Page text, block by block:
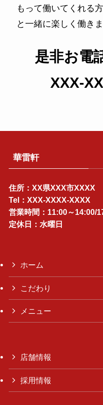
もって働いてくれる
と一緒に楽しく働き
是非お電
XXX-
華雷軒
住所：XX県XXX市XXXX
Tel：XXX-XXXX-XXXX
営業時間：11:00～14:00/
定休日：水曜日
ホーム
こだわり
メニュー
店舗情報
採用情報